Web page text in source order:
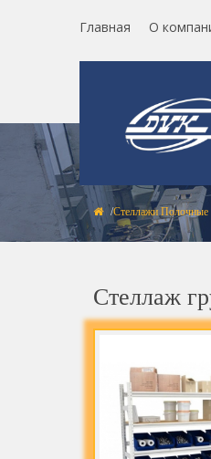
Главная О
Стеллажи Полочные
Стеллаж